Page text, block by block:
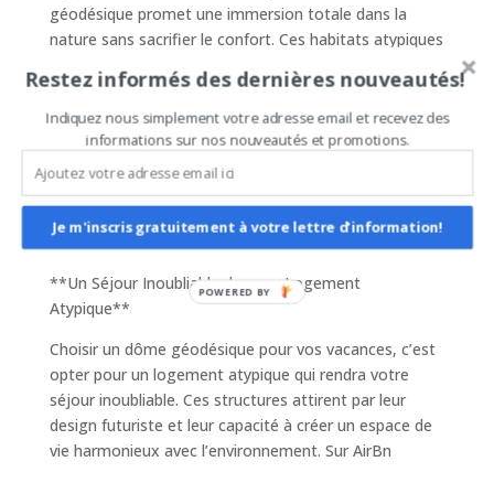
géodésique promet une immersion totale dans la
nature sans sacrifier le confort. Ces habitats atypiques
alternatives et sont très prisés sur AirBnB. Pour
découvrir les meilleurs dômes géodésiques, habitats
insolites et logements atypiques, rendez-vous sur
[https://domesgeodesiques.com]
(https://domesgeodesiques.com). Ce site est le
premier importateur en France et Europe, assurant
des produits de belle qualité et de superbe finition.
**Un Séjour Inoubliable dans un Logement
Atypique**
Choisir un dôme géodésique pour vos vacances, c’est
opter pour un logement atypique qui rendra votre
séjour inoubliable. Ces structures attirent par leur
design futuriste et leur capacité à créer un espace de
vie harmonieux avec l’environnement. Sur AirBn
Restez informés des dernières nouveautés!
Indiquez nous simplement votre adresse email et recevez des
informations sur nos nouveautés et promotions.
Je m'inscris gratuitement à votre lettre d'information!
POWERED BY